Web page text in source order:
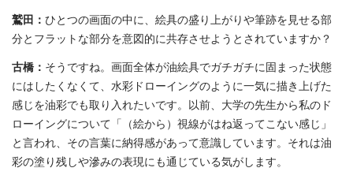
鷲田： ひとつの画面の中に、絵具の盛り上がりや筆跡を見せる部
分とフラットな部分を意図的に共存させようとされていますか？
古橋： そうですね。画面全体が油絵具でガチガチに固まった状態
にはしたくなくて、水彩ドローイングのように一気に描き上げた
感じを油彩でも取り入れたいです。以前、大学の先生から私のド
ローイングについて「（絵から）視線がはね返ってこない感じ」
と言われ、その言葉に納得感があって意識しています。それは油
彩の塗り残しや滲みの表現にも通じている気がします。